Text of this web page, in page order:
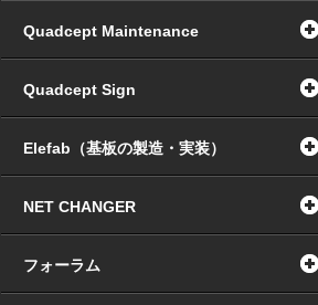
Quadcept Maintenance
Quadcept Sign
Elefab（基板の製造・実装）
NET CHANGER
フォーラム